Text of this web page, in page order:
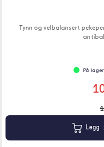
Tynn og velbalansert
På